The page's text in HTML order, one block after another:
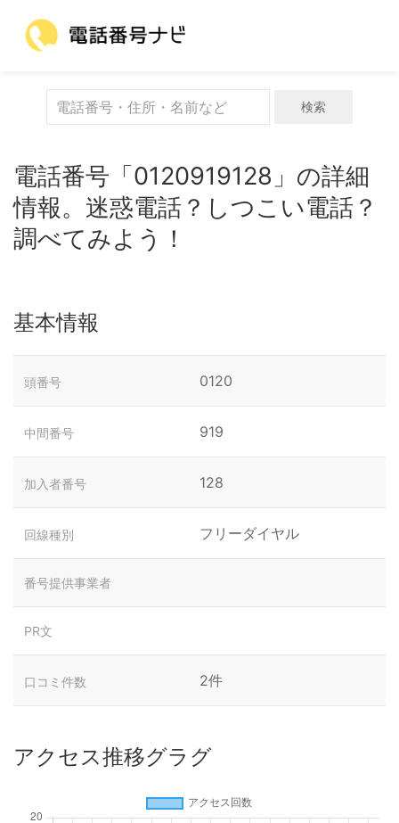
検索
電話番号「0120919128」の詳細
情報。迷惑電話？しつこい電話？
調べてみよう！
基本情報
頭番号 0120
中間番号 919
加入者番号 128
回線種別 フリーダイヤル
番号提供事業者
PR文
口コミ件数 2件
アクセス推移グラグ